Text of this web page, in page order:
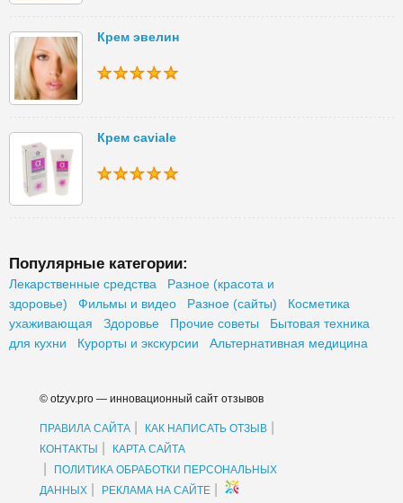
Крем эвелин
Крем caviale
Популярные категории:
Лекарственные средства
Разное (красота и
здоровье)
Фильмы и видео Разное (сайты)
Косметика
ухаживающая
Здоровье Прочие советы
Бытовая техника
для кухни
Курорты и экскурсии Альтернативная медицина
© otzyv.pro — инновационный сайт отзывов
ПРАВИЛА САЙТА КАК НАПИСАТЬ ОТЗЫВ
КОНТАКТЫ КАРТА САЙТА
ПОЛИТИКА ОБРАБОТКИ ПЕРСОНАЛЬНЫХ
ДАННЫХ
РЕКЛАМА НА САЙТЕ